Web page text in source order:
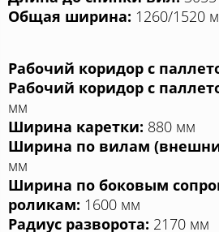
Общая ширина: 1260/1520
Рабочий коридор с
Рабочий коридор с
мм
Ширина каретки: 880 мм
Ширина по вилам
мм
Ширина по боковым
роликам: 1600 мм
Радиус разворота: 2170 мм